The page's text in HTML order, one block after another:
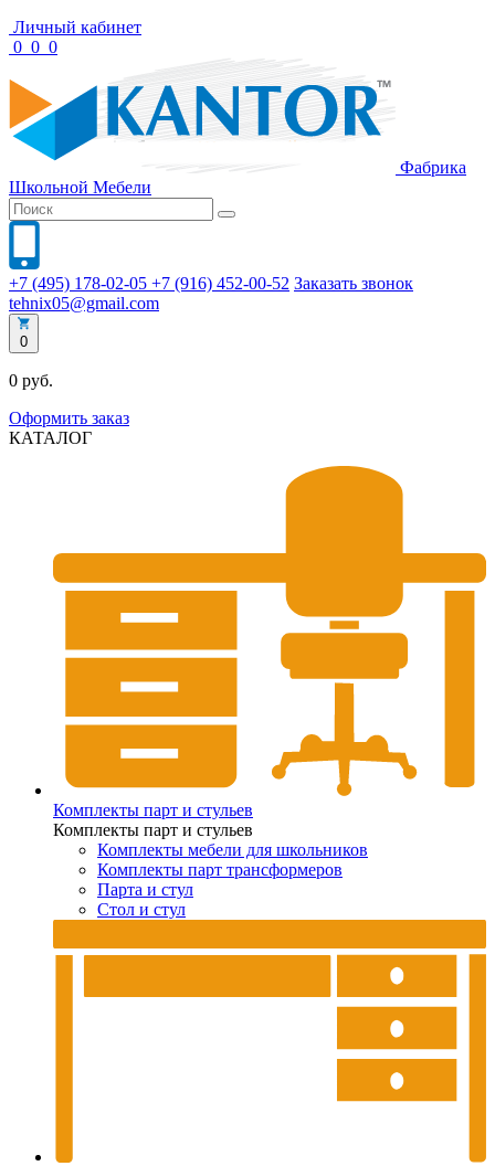
Личный кабинет
0 0 0
Фабрика
Школьной Мебели
+7 (495) 178-02-05 +7 (916) 452-00-52 Заказать звонок
tehnix05@gmail.com
0
0 руб.
Оформить заказ
КАТАЛОГ
Комплекты парт и стульев
Комплекты парт и стульев
Комплекты мебели для школьников
Комплекты парт трансформеров
Парта и стул
Стол и стул